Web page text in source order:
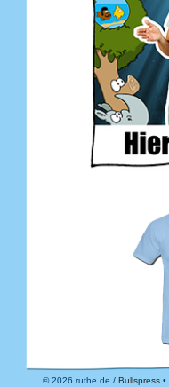
© 2026 ruthe.de / Bullspress •